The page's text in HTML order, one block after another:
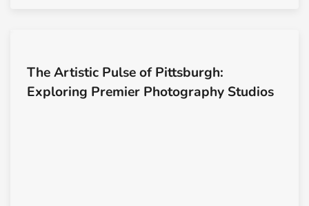
The Artistic Pulse of Pittsburgh:
Exploring Premier Photography Studios